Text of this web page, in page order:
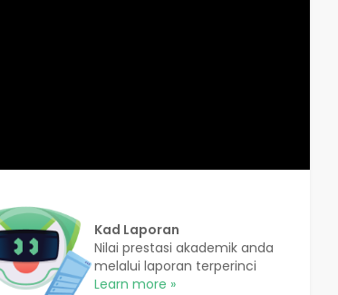
Kad Laporan
Nilai prestasi akademik anda
melalui laporan terperinci
Learn more »